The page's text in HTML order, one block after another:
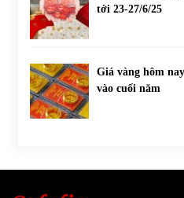
tới 23-27/6/25
Giá vàng hôm
vào cuối năm